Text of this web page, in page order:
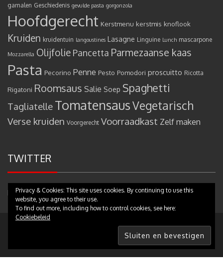
garnalen Geschiedenis gevulde pasta gorgonzola
Hoofdgerecht Kerstmenu kerstmis knoflook
Kruiden kruidentuin langoustines Lasagne Linguine Lunch mascarpone
Mozzarella Olijfolie Pancetta Parmezaanse kaas
Pasta Pecorino Penne Pesto Pomodori proscuitto Ricotta
Rigatoni Roomsaus Salie Soep Spaghetti
Tagliatelle TomatensausVegetarisch
Verse kruiden Voorgerecht Voorraadkast Zelf maken
TWITTER
Mijn tweets
Copyright © 2017 - Pastamammamia.nl - All rights reserved
Theme:
eVisionThemes
Privacy & Cookies: This site uses cookies. By continuing to use this
website, you agree to their use.
To find out more, including how to control cookies, see here:
Cookiebeleid